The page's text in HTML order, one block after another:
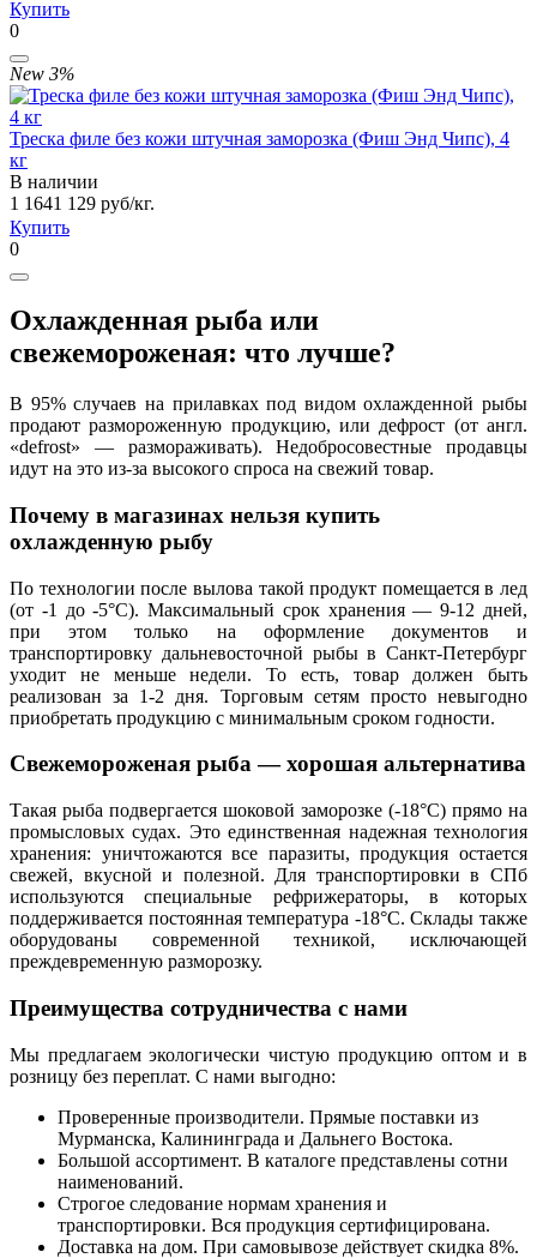
Купить
0
New 3%
Треска филе без кожи штучная заморозка (Фиш Энд Чипс), 4
кг
В наличии
1 1641 129 руб/кг.
Купить
0
Охлажденная рыба или
свежемороженая: что лучше?
В 95% случаев на прилавках под видом охлажденной рыбы
продают размороженную продукцию, или дефрост (от англ.
«defrost» — размораживать). Недобросовестные продавцы
идут на это из-за высокого спроса на свежий товар.
Почему в магазинах нельзя купить
охлажденную рыбу
По технологии после вылова такой продукт помещается в лед
(от -1 до -5°С). Максимальный срок хранения — 9-12 дней,
при этом только на оформление документов и
транспортировку дальневосточной рыбы в Санкт-Петербург
уходит не меньше недели. То есть, товар должен быть
реализован за 1-2 дня. Торговым сетям просто невыгодно
приобретать продукцию с минимальным сроком годности.
Свежемороженая рыба — хорошая альтернатива
Такая рыба подвергается шоковой заморозке (-18°С) прямо на
промысловых судах. Это единственная надежная технология
хранения: уничтожаются все паразиты, продукция остается
свежей, вкусной и полезной. Для транспортировки в СПб
используются специальные рефрижераторы, в которых
поддерживается постоянная температура -18°С. Склады также
оборудованы современной техникой, исключающей
преждевременную разморозку.
Преимущества сотрудничества с нами
Мы предлагаем экологически чистую продукцию оптом и в
розницу без переплат. С нами выгодно:
Проверенные производители. Прямые поставки из
Мурманска, Калининграда и Дальнего Востока.
Большой ассортимент. В каталоге представлены сотни
наименований.
Строгое следование нормам хранения и
транспортировки. Вся продукция сертифицирована.
Доставка на дом. При самовывозе действует скидка 8%.